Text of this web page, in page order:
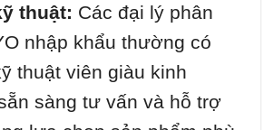
thuật: Các đại lý phân
nhập khẩu thường có
thuật viên giàu kinh
sàng tư vấn và hỗ trợ